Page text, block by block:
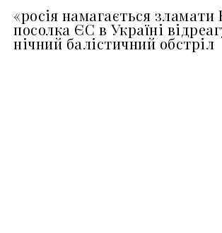
«росія намагається зламати
посолка ЄС в Україні
нічний балістичний обстріл